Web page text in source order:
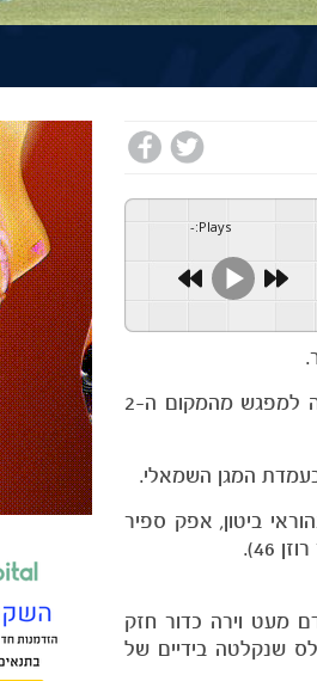
Plays
:
-
הצהובים הגיעו למפגש מהמקום ה-4 בטבלה כשבמאזנם שני ניצחונות והפסד. מנגד היריבה מהכרמל הגיעה למפגש מהמקום ה-2
בעמדת המגן השמאלי.
תומר (איתי בן חמו 57), הדר מור יוסף, מייקל מור (יונתן פורטוגז פז 79), נהוראי ביטון, אפק ספיר
מעט וירה כדור חזק
עם בעיטה של אביב פלס שנקלטה בידיים של